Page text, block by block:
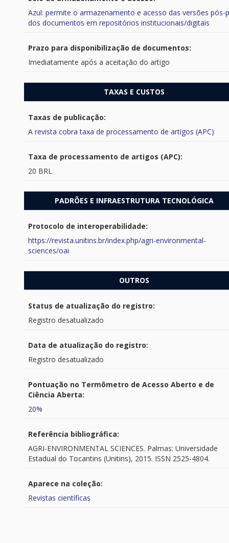
Azul: permite o armazenamento e acesso das versões pós-
dos documentos em repositórios institucionais/digitais
Prazo para disponibilização de documentos:
Imediatamente após a aceitação do artigo
TAXAS E CUSTOS
Taxas de publicação:
A revista cobra taxa de processamento de artigos (APC)
Taxa de processamento de artigos (APC):
20 BRL
PADRÕES E INFRAESTRUTURA TECNOLÓGICA
Protocolo de interoperabilidade:
https://revista.unitins.br/index.php/agri-environmental-
sciences/oai
OUTROS
Status de atualização do registro:
Registro desatualizado
Data de atualização do registro:
Registro desatualizado
Pontuação no Termômetro de Acesso Aberto e de
Ciência Aberta:
20%
Referência bibliográfica:
AGRI-ENVIRONMENTAL SCIENCES. Palmas: Universidade
Estadual do Tocantins (Unitins), 2015. ISSN 2525-4804.
Aparece na coleção:
Revistas científicas